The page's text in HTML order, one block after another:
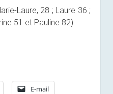
Laure, 28 ; Laure 36 ;
51 et Pauline 82).
E-mail